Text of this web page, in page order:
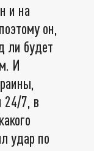
и на
он,
ли будет
И
24/7, в
удар по